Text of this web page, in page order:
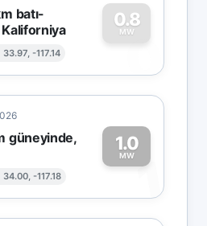
batı-
Kaliforniya
33.97, -117.14
0.8
MW
0
güneyinde,
34.00, -117.18
1.0
MW1